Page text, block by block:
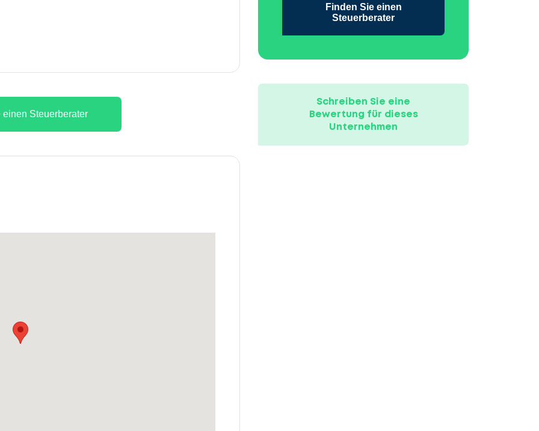
einen Steuerberater
Finden Sie einen
Steuerberater
Schreiben Sie eine
Bewertung für dieses
Unternehmen